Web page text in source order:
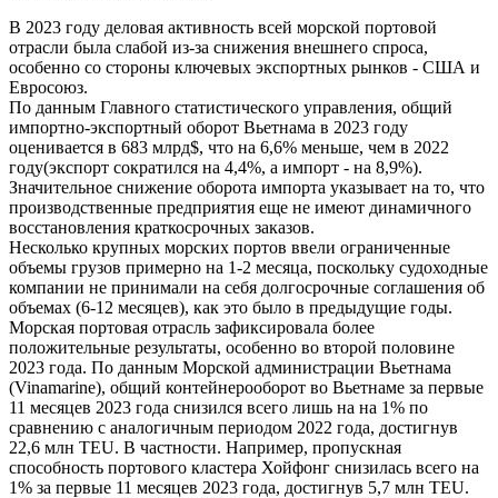
В 2023 году деловая активность всей морской портовой
отрасли была слабой из-за снижения внешнего спроса,
особенно со стороны ключевых экспортных рынков - США и
Евросоюз.
По данным Главного статистического управления, общий
импортно-экспортный оборот Вьетнама в 2023 году
оценивается в 683 млрд$, что на 6,6% меньше, чем в 2022
году(экспорт сократился на 4,4%, а импорт - на 8,9%).
Значительное снижение оборота импорта указывает на то, что
производственные предприятия еще не имеют динамичного
восстановления краткосрочных заказов.
Несколько крупных морских портов ввели ограниченные
объемы грузов примерно на 1-2 месяца, поскольку судоходные
компании не принимали на себя долгосрочные соглашения об
объемах (6-12 месяцев), как это было в предыдущие годы.
Морская портовая отрасль зафиксировала более
положительные результаты, особенно во второй половине
2023 года. По данным Морской администрации Вьетнама
(Vinamarine), общий контейнерооборот во Вьетнаме за первые
11 месяцев 2023 года снизился всего лишь на на 1% по
сравнению с аналогичным периодом 2022 года, достигнув
22,6 млн TEU. В частности. Например, пропускная
способность портового кластера Хойфонг снизилась всего на
1% за первые 11 месяцев 2023 года, достигнув 5,7 млн ​​TEU.